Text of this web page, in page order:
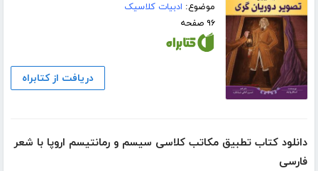
موضوع: ادبیات کلاسیک
۹۶ صفحه
دریافت از کتابراه
دانلود کتاب تطبیق مکاتب کلاسی سیسم و رمانتیسم اروپا با شعر
فارسی